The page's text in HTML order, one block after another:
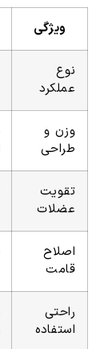
ویژگی
نوع
عملکرد
وزن و
طراحی
تقویت
عضلات
اصلاح
قامت
راحتی
استفاده